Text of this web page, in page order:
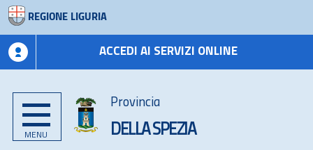
REGIONE LIGURIA
ACCEDI AI SERVIZI ONLINE
MENU
Provincia
DELLA SPEZIA